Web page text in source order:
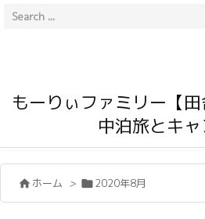
もーりぃファミリー【
中泊旅とキャ
 ホーム > 2020年8月